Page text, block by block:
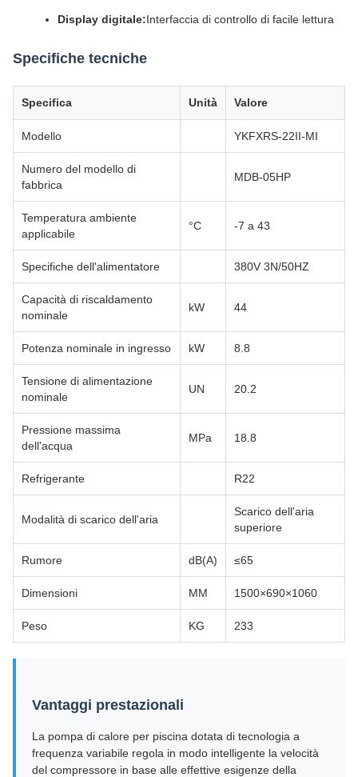
Display digitale:Interfaccia di controllo di facile lettura
Specifiche tecniche
Specifica Unità Valore
Modello YKFXRS-22II-MI
Numero del modello di
fabbrica
MDB-05HP
Temperatura ambiente
applicabile
°C -7 a 43
Specifiche dell'alimentatore 380V 3N/50HZ
Capacità di riscaldamento
nominale
kW 44
Potenza nominale in ingresso kW 8.8
Tensione di alimentazione
nominale
UN 20.2
Pressione massima
dell'acqua
MPa 18.8
Refrigerante R22
Modalità di scarico dell'aria
Scarico dell'aria
superiore
Rumore dB(A) ≤65
Dimensioni MM 1500×690×1060
Peso KG 233
Vantaggi prestazionali
La pompa di calore per piscina dotata di tecnologia a
frequenza variabile regola in modo intelligente la velocità
del compressore in base alle effettive esigenze della